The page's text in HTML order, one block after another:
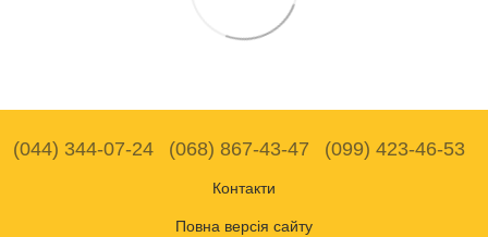
(044) 344-07-24 (068) 867-43-47 (099) 423-46-53
Контакти
Повна версія сайту